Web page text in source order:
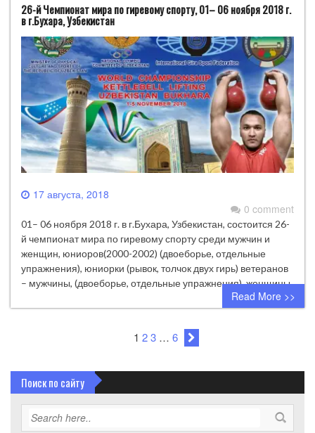
26-й Чемпионат мира по гиревому спорту, 01– 06 ноября 2018 г.
в г.Бухара, Узбекистан
17 августа, 2018
0 comment
01– 06 ноября 2018 г. в г.Бухара, Узбекистан, состоится 26-
й чемпионат мира по гиревому спорту среди мужчин и
женщин, юниоров(2000-2002) (двоеборье, отдельные
упражнения), юниорки (рывок, толчок двух гирь) ветеранов
– мужчины, (двоеборье, отдельные упражнения), женщины
Read More >>
1 23 … 6
Поиск по сайту